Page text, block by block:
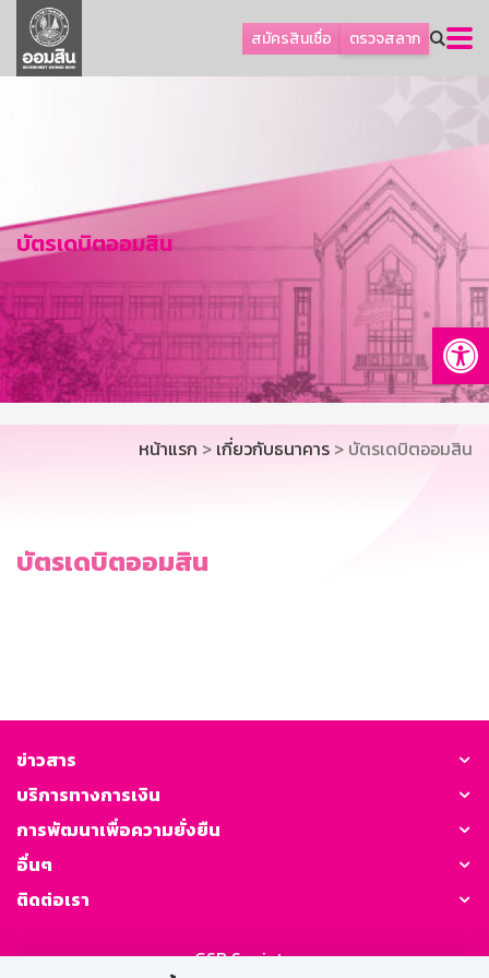
สมัครสินเชื่อ ตรวจสลาก
ลูกค้าธุรกิจ
ลูกค้าผู้ประกอบรายย่อย
การพัฒนาที่ยั่งยืน
ข่าวสาร
บริการทางการเงิน
อื่นๆ
ติดต่อเรา
บริการออนไลน์
TH
EN
บัตรเดบิตออมสิน
หน้าแรก > เกี่ยวกับธนาคาร > บัตรเดบิตออมสิน
บัตรเดบิตออมสิน
ข่าวสาร
บริการทางการเงิน
การพัฒนาเพื่อความยั่งยืน
อื่นๆ
ติดต่อเรา
GSB Society: